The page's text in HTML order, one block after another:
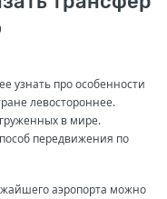
узнать про особенности
левостороннее.
в мире.
передвижения по
аэропорта можно